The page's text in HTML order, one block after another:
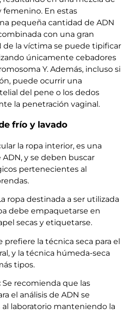
femenino. En estas
pequeña cantidad de ADN
con una gran
de la víctima se puede tipificar
únicamente cebadores
Y. Además, incluso si
puede ocurrir una
del pene o los dedos
la penetración vaginal.
frío y lavado
la ropa interior, es una
y se deben buscar
pertenecientes al
ropa destinada a ser utilizada
debe empaquetarse en
secas y etiquetarse.
prefiere la técnica seca para el
y la técnica húmeda-seca
tipos.
Se recomienda que las
el análisis de ADN se
laboratorio manteniendo la